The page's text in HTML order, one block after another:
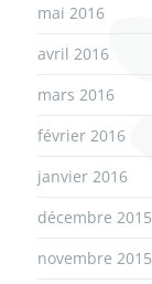
mai 2016
avril 2016
mars 2016
février 2016
janvier 2016
décembre 2015
novembre 2015